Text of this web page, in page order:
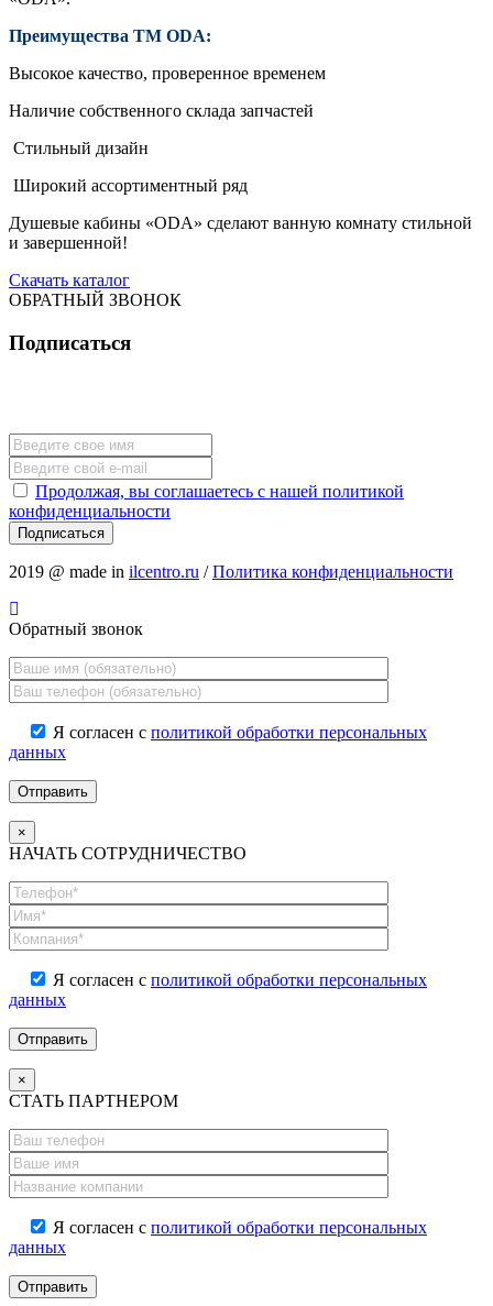
Преимущества ТМ ODA:
Высокое качество, проверенное временем
Наличие собственного склада запчастей
Стильный дизайн
Широкий ассортиментный ряд
Душевые кабины «ODA» сделают ванную комнату стильной
и завершенной!
Скачать каталог
ОБРАТНЫЙ ЗВОНОК
Подписаться
Продолжая, вы соглашаетесь с нашей политикой
конфиденциальности
2019 @ made in ilcentro.ru /Политика конфиденциальности
Обратный звонок
Я согласен с политикой обработки персональных
данных
×
НАЧАТЬ СОТРУДНИЧЕСТВО
Я согласен с политикой обработки персональных
данных
×
СТАТЬ ПАРТНЕРОМ
Я согласен с политикой обработки персональных
данных